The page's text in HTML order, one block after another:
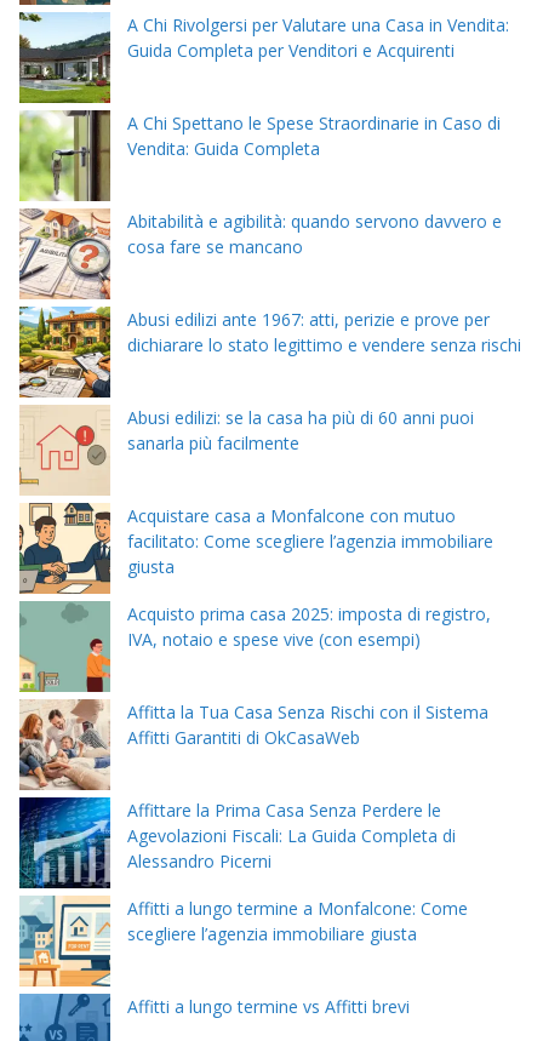
A Chi Rivolgersi per Valutare una Casa in Vendita:
Guida Completa per Venditori e Acquirenti
A Chi Spettano le Spese Straordinarie in Caso di
Vendita: Guida Completa
Abitabilità e agibilità: quando servono davvero e
cosa fare se mancano
Abusi edilizi ante 1967: atti, perizie e prove per
dichiarare lo stato legittimo e vendere senza rischi
Abusi edilizi: se la casa ha più di 60 anni puoi
sanarla più facilmente
Acquistare casa a Monfalcone con mutuo
facilitato: Come scegliere l’agenzia immobiliare
giusta
Acquisto prima casa 2025: imposta di registro,
IVA, notaio e spese vive (con esempi)
Affitta la Tua Casa Senza Rischi con il Sistema
Affitti Garantiti di OkCasaWeb
Affittare la Prima Casa Senza Perdere le
Agevolazioni Fiscali: La Guida Completa di
Alessandro Picerni
Affitti a lungo termine a Monfalcone: Come
scegliere l’agenzia immobiliare giusta
Affitti a lungo termine vs Affitti brevi